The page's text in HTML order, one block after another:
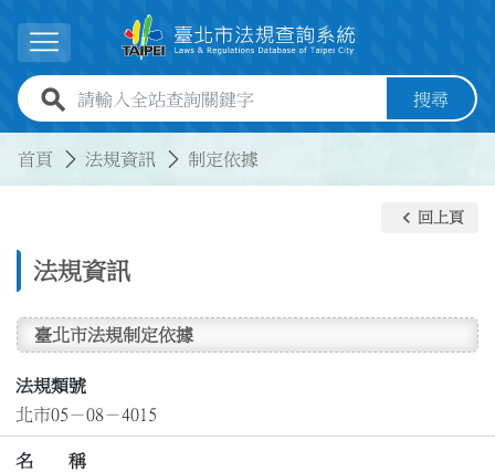
展開選單
全站查詢關鍵字欄位 搜尋
首頁 法規資訊 制定依據
法規資訊
keyboard_arrow_left 回上頁
臺北市法規制定依據
法規類號
北市05－08－4015
名 稱